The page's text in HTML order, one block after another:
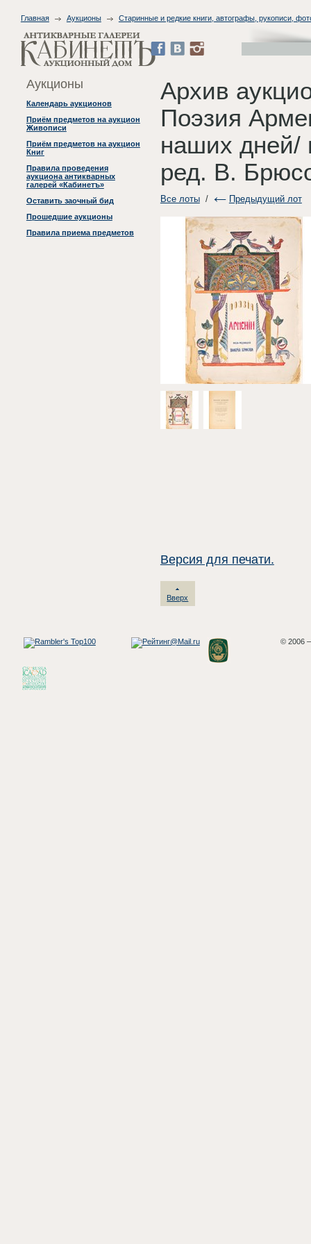
Главная Аукционы Старинные и редкие книги, автографы, рукописи,
Аукционы
Календарь аукционов
Приём предметов на аукцион
Живописи
Приём предметов на аукцион
Книг
Правила проведения
аукциона антикварных
галерей «Кабинетъ»
Оставить заочный бид
Прошедшие аукционы
Правила приема предметов
Архив
Поэзия
наших дней/
ред. В.
Все лоты/ Предыдущий лот
Версия для печати.
Вверх
© 2006